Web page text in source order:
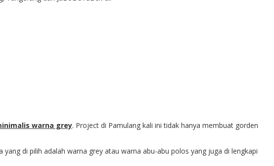
warna grey. Project di Pamulang kali ini tidak hanya membuat gorden
yang di pilih adalah warna grey atau warna abu-abu polos yang juga di lengkapi